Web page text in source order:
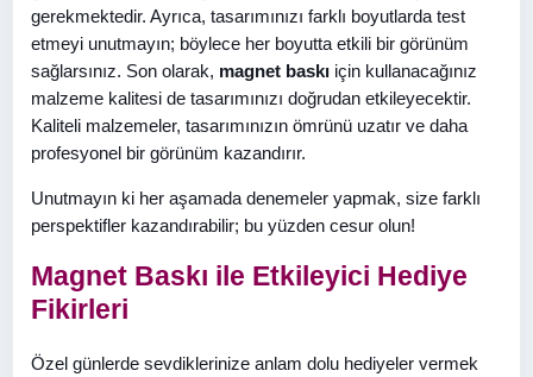
gerekmektedir. Ayrıca, tasarımınızı farklı boyutlarda test
etmeyi unutmayın; böylece her boyutta etkili bir görünüm
sağlarsınız. Son olarak, magnet baskı için kullanacağınız
malzeme kalitesi de tasarımınızı doğrudan etkileyecektir.
Kaliteli malzemeler, tasarımınızın ömrünü uzatır ve daha
profesyonel bir görünüm kazandırır.
Unutmayın ki her aşamada denemeler yapmak, size farklı
perspektifler kazandırabilir; bu yüzden cesur olun!
Magnet Baskı ile Etkileyici Hediye
Fikirleri
Özel günlerde sevdiklerinize anlam dolu hediyeler vermek